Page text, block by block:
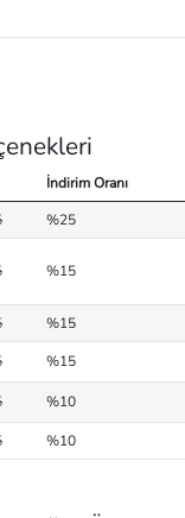
İndirim Oranı
%25
%15
%15
%15
%10
%10